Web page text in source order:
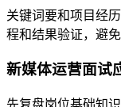
关键词要和项目经
程和结果验证，避免
新媒体运营面试
先复盘岗位基础知